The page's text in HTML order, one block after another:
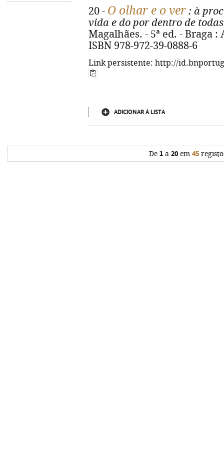
20 - O olhar e o ver : à
vida e do por dentro de
Magalhães. - 5ª ed. - Braga :
ISBN 978-972-39-0888-6
Link persistente: http://
ADICIONAR À LISTA
De 1a 20em 45